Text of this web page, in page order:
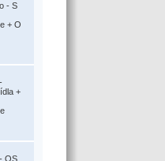
- S
+ O
+
OS